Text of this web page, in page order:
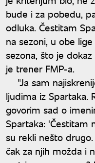
bude i za pobedu,
odluka. Čestitam
na sezoni, u obe
sezona, što je
je trener FMP-a.
"Ja sam
ljudima iz Spartaka.
govorim sad o
Spartaka: 'Čestitam
su rekli nešto
čak za njih možda i